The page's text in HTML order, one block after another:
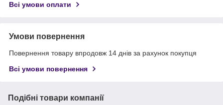
Всі умови оплати
Умови повернення
Повернення товару впродовж 14 днів за рахунок покупця
Всі умови повернення
Подібні товари компанії